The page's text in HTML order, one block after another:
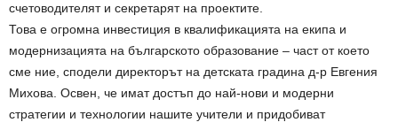
счетоводителят и секретарят на проектите.
Това е огромна инвестиция в квалификацията на екипа и
модернизацията на българското образование – част от което
сме ние, сподели директорът на детската градина д-р Евгения
Михова. Освен, че имат достъп до най-нови и модерни
стратегии и технологии нашите учители и придобиват